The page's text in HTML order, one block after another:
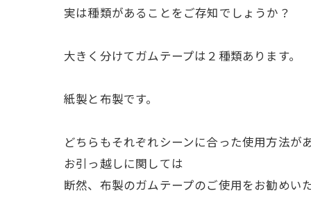
実は種類があることをご存知でしょうか？
大きく分けてガムテープは２種類あります。
紙製と布製です。
どちらもそれぞれシーンに合った使用方法が
お引っ越しに関しては
断然、布製のガムテープのご使用をお勧めいた